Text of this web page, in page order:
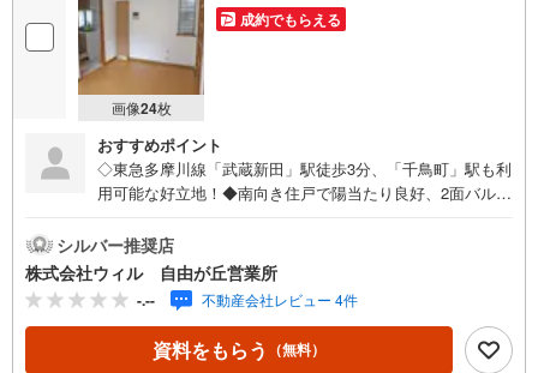
画像24枚
成約でもらえる
おすすめポイント
◇東急多摩川線「武蔵新田」駅徒歩3分、「千鳥町」駅も利
用可能な好立地！◆南向き住戸で陽当たり良好、2面バルコ
で車通りも少なく、落ち着いた住環境と良好な治安！◆徒
歩圏にサミット・オーケー・マルエツなどスーパーが揃い
日々のお買い物も便利！◇近隣には公園もあり、お子様や
ペットとの暮らしにもぴったりの環境！◆軽量鉄骨造で安
心感のあるしっかりとした建物構造！◇室内はリフォーム
もおすすめ、自分好みの空間づくりも楽しめます！◆ファ
シルバー推奨店
株式会社ウィル 自由が丘営業所
-.-- 不動産会社レビュー 4件
資料をもらう （無料）